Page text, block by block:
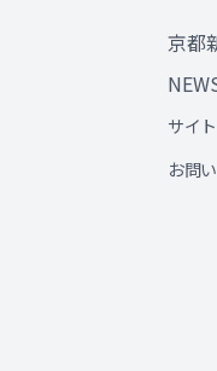
京都
サイ
お問